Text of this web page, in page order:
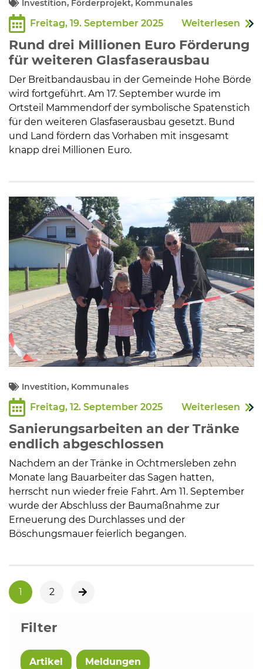
Investition, Förderprojekt, Kommunales
Freitag, 19. September 2025 Weiterlesen
Rund drei Millionen Euro Förderung
für weiteren Glasfaserausbau
Der Breitbandausbau in der Gemeinde Hohe Börde
wird fortgeführt. Am 17. September wurde im
Ortsteil Mammendorf der symbolische Spatenstich
für den weiteren Glasfaserausbau gesetzt. Bund
und Land fördern das Vorhaben mit insgesamt
knapp drei Millionen Euro.
Investition, Kommunales
Freitag, 12. September 2025 Weiterlesen
Sanierungsarbeiten an der Tränke
endlich abgeschlossen
Nachdem an der Tränke in Ochtmersleben zehn
Monate lang Bauarbeiter das Sagen hatten,
herrscht nun wieder freie Fahrt. Am 11. September
wurde der Abschluss der Baumaßnahme zur
Erneuerung des Durchlasses und der
Böschungsmauer feierlich begangen.
1 2 nächste Seite
Filter
Artikel Meldungen